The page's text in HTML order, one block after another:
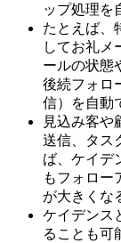
ップ処理を
たとえば、
してお礼メ
ールの状態
後続フォロ
信）を自動
見込み客や
送信、タス
ば、ケイデ
もフォロー
が大きくな
ケイデンス
ることも可